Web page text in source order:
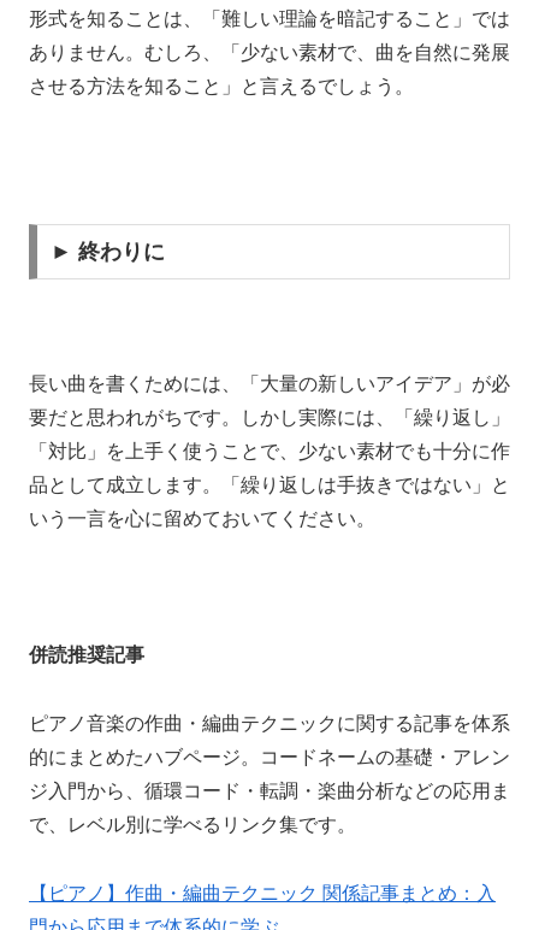
形式を知ることは、「難しい理論を暗記すること」では
ありません。むしろ、「少ない素材で、曲を自然に発展
させる方法を知ること」と言えるでしょう。
► 終わりに
長い曲を書くためには、「大量の新しいアイデア」が必
要だと思われがちです。しかし実際には、「繰り返し」
「対比」を上手く使うことで、少ない素材でも十分に作
品として成立します。「繰り返しは手抜きではない」と
いう一言を心に留めておいてください。
併読推奨記事
ピアノ音楽の作曲・編曲テクニックに関する記事を体系
的にまとめたハブページ。コードネームの基礎・アレン
ジ入門から、循環コード・転調・楽曲分析などの応用ま
で、レベル別に学べるリンク集です。
【ピアノ】作曲・編曲テクニック 関係記事まとめ：入